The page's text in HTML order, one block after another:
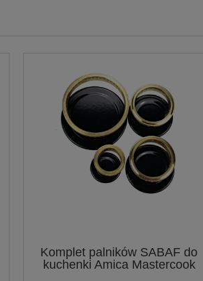
Komplet palników SABAF do
kuchenki Amica Mastercook